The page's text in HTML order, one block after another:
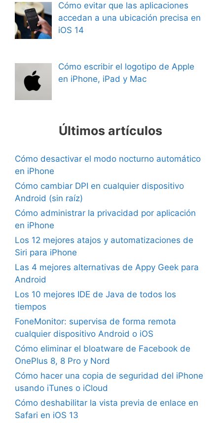
Cómo evitar que las aplicaciones
accedan a una ubicación precisa en
iOS 14
Cómo escribir el logotipo de Apple
en iPhone, iPad y Mac
Últimos artículos
Cómo desactivar el modo nocturno automático
en iPhone
Cómo cambiar DPI en cualquier dispositivo
Android (sin raíz)
Cómo administrar la privacidad por aplicación
en iPhone
Los 12 mejores atajos y automatizaciones de
Siri para iPhone
Las 4 mejores alternativas de Appy Geek para
Android
Los 10 mejores IDE de Java de todos los
tiempos
FoneMonitor: supervisa de forma remota
cualquier dispositivo Android o iOS
Cómo eliminar el bloatware de Facebook de
OnePlus 8, 8 Pro y Nord
Cómo hacer una copia de seguridad del iPhone
usando iTunes o iCloud
Cómo deshabilitar la vista previa de enlace en
Safari en iOS 13